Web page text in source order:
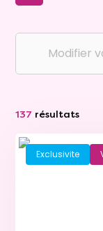
Modifier
137 résultats
Exclusivite